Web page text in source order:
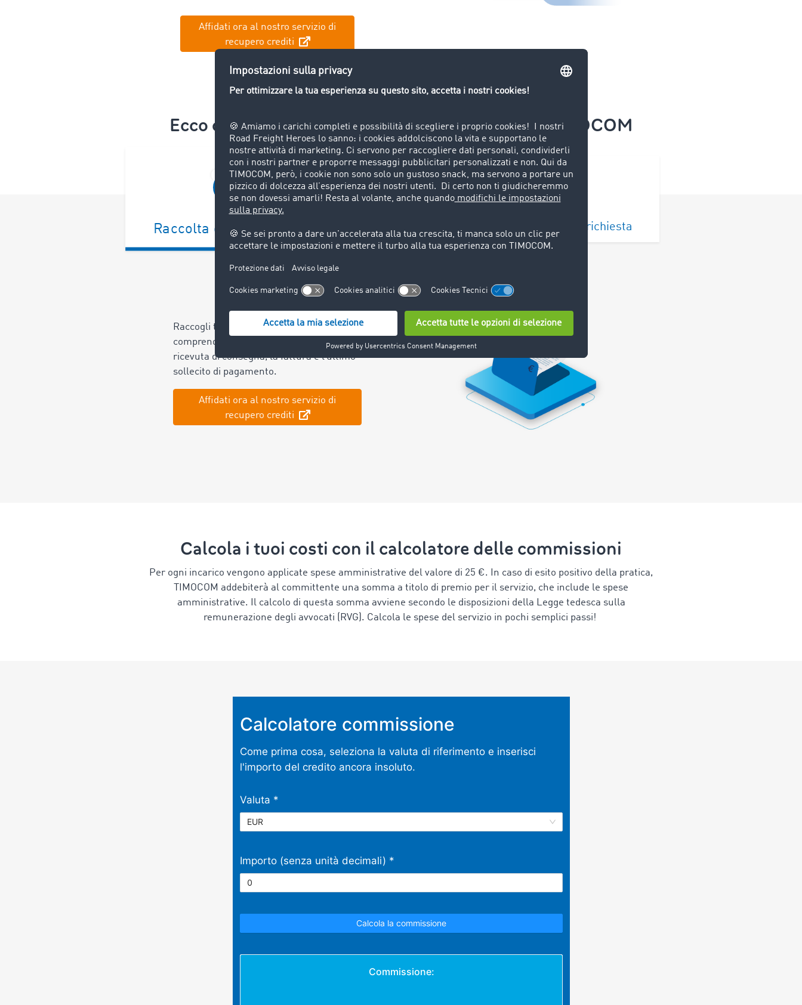
Affidati ora al nostro servizio di
recupero crediti
Ecco come fare: gestisci il recupero crediti con TIMOCOM
Raccolta dei documenti Invio della richiesta Verifica della richiesta
Raccogli tutti i documenti necessari, che
comprendono l’ordine di trasporto, la
ricevuta di consegna, la fattura e l’ultimo
sollecito di pagamento.
Affidati ora al nostro servizio di
recupero crediti
Calcola i tuoi costi con il calcolatore delle commissioni
Per ogni incarico vengono applicate spese amministrative del valore di 25 €. In caso di esito positivo della pratica,
TIMOCOM addebiterà al committente una somma a titolo di premio per il servizio, che include le spese
amministrative. Il calcolo di questa somma avviene secondo le disposizioni della Legge tedesca sulla
remunerazione degli avvocati (RVG). Calcola le spese del servizio in pochi semplici passi!